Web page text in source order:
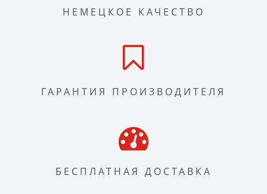
НЕМЕЦКОЕ КАЧЕСТВО
ГАРАНТИЯ ПРОИЗВОДИТЕЛЯ
БЕСПЛАТНАЯ ДОСТАВКА